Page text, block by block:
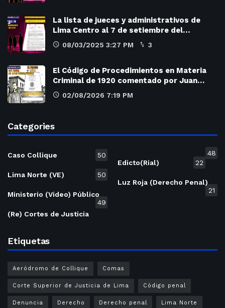
La lista de jueces y administrativos de
Lima Centro al 7 de setiembre del…
08/03/2025 3:27 PM 3
El Código de Procedimientos en Materia
Criminal de 1920 comentado por Juan…
02/08/2026 7:19 PM
Categories
Caso Collique 50
Lima Norte (VE) 50
Ministerio (Video) Público
49
(Re) Cortes de Justicia
48
Edicto(Rial)
22
Luz Roja (Derecho Penal)
21
Etiquetas
Aeródromo de Collique Comas
Corte Superior de Justicia de Lima Código penal
Denuncia Derecho Derecho penal Lima Norte